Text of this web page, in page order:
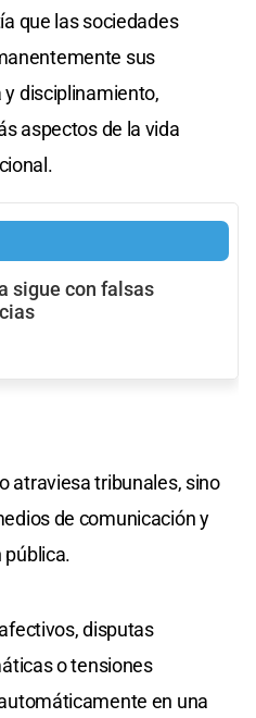
que las sociedades
sus
disciplinamiento,
aspectos de la vida
sigue con falsas
atraviesa tribunales, sino
de comunicación y
pública.
disputas
o tensiones
en una